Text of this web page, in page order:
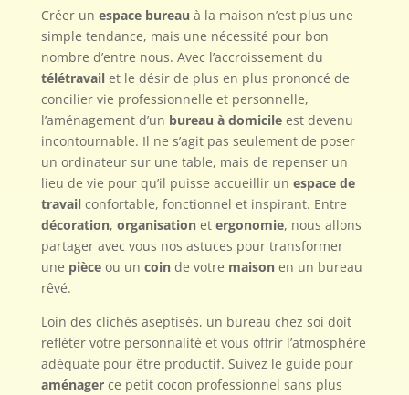
Créer un espace bureau à la maison n’est plus une
simple tendance, mais une nécessité pour bon
nombre d’entre nous. Avec l’accroissement du
télétravailet le désir de plus en plus prononcé de
concilier vie professionnelle et personnelle,
l’aménagement d’un bureau à domicileest devenu
incontournable. Il ne s’agit pas seulement de poser
un ordinateur sur une table, mais de repenser un
lieu de vie pour qu’il puisse accueillir un espace de
travailconfortable, fonctionnel et inspirant. Entre
décoration, organisationet ergonomie, nous allons
partager avec vous nos astuces pour transformer
une pièceou un coinde votre maisonen un bureau
rêvé.
Loin des clichés aseptisés, un bureau chez soi doit
refléter votre personnalité et vous offrir l’atmosphère
adéquate pour être productif. Suivez le guide pour
aménagerce petit cocon professionnel sans plus